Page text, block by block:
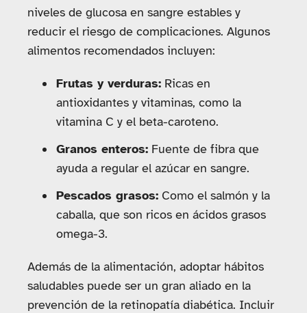
niveles de glucosa en sangre estables y
reducir el riesgo de complicaciones. Algunos
alimentos recomendados incluyen:
Frutas y verduras: Ricas en
antioxidantes y vitaminas, como la
vitamina C y el beta-caroteno.
Granos enteros: Fuente de fibra que
ayuda a regular el azúcar en sangre.
Pescados grasos: Como el salmón y la
caballa, que son ricos en ácidos grasos
omega-3.
Además de la alimentación, adoptar hábitos
saludables puede ser un gran aliado en la
prevención de la retinopatía diabética. Incluir